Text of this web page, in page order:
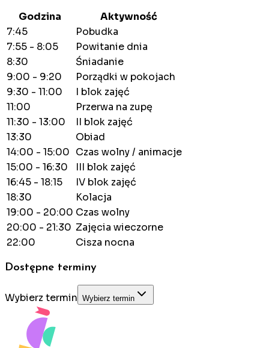
Godzina
Aktywność
7:45
Pobudka
7:55 - 8:05
Powitanie dnia
8:30
Śniadanie
9:00 - 9:20
Porządki w pokojach
9:30 - 11:00
I blok zajęć
11:00
Przerwa na zupę
11:30 - 13:00
II blok zajęć
13:30
Obiad
14:00 - 15:00 Czas wolny / animacje
15:00 - 16:30
III blok zajęć
16:45 - 18:15
IV blok zajęć
18:30
Kolacja
19:00 - 20:00 Czas wolny
20:00 - 21:30 Zajęcia wieczorne
22:00
Cisza nocna
Dostępne terminy
Wybierz termin Wybierz termin